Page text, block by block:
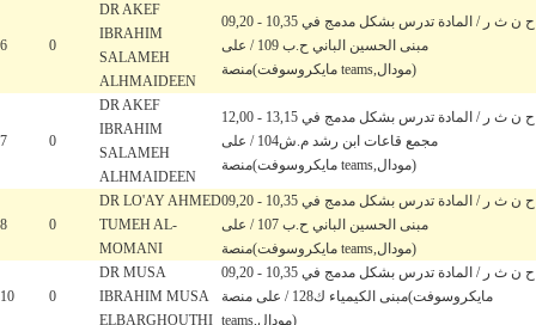
6 0
DR AKEF
IBRAHIM
SALAMEH
ALHMAIDEEN
09,20 - 10,35 ح ن ث ر / المادة تدرس بشكل مدمج في
مبنى الحسين الباني ح.ب 109 / على
منصة(مايكروسوفت teams,مودال)
7 0
DR AKEF
IBRAHIM
SALAMEH
ALHMAIDEEN
12,00 - 13,15 ح ن ث ر / المادة تدرس بشكل مدمج في
مجمع قاعات ابن رشد م.ش104 / على
منصة(مايكروسوفت teams,مودال)
8 0
DR LO'AY AHMED
TUMEH AL-
MOMANI
09,20 - 10,35 ح ن ث ر / المادة تدرس بشكل مدمج في
مبنى الحسين الباني ح.ب 107 / على
منصة(مايكروسوفت teams,مودال)
10 0
DR MUSA
IBRAHIM MUSA
ELBARGHOUTHI
09,20 - 10,35 ح ن ث ر / المادة تدرس بشكل مدمج في
مبنى الكيمياء ك128 / على منصة(مايكروسوفت
teams,مودال)